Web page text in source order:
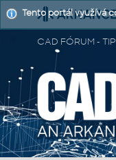
CAD FÓRUM -
Tento portál využívá